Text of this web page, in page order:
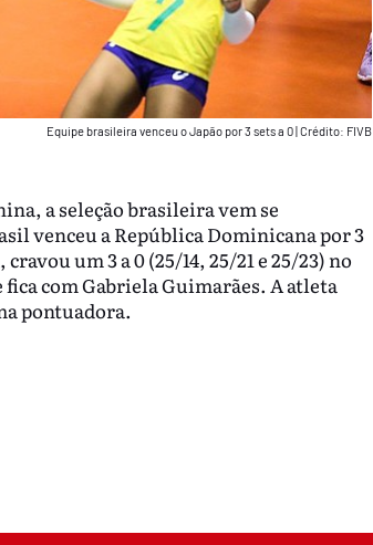
Equipe brasileira venceu o Japão por 3 sets a 0|Crédito: FIVB
a seleção brasileira vem se
venceu a República Dominicana por 3
um 3 a 0 (25/14, 25/21 e 25/23) no
com Gabriela Guimarães. A atleta
pontuadora.